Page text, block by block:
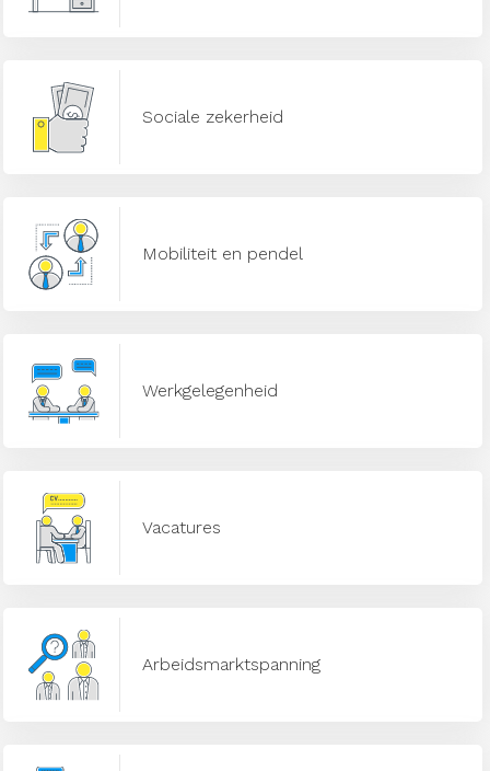
Sociale zekerheid
Mobiliteit en pendel
Werkgelegenheid
Vacatures
Arbeidsmarktspanning